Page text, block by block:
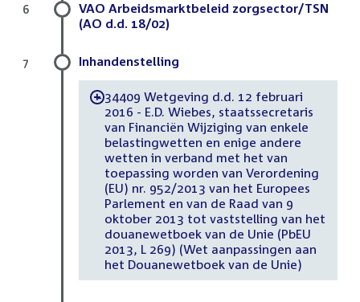
VAO Arbeidsmarktbeleid zorgsector/TSN
(AO d.d. 18/02)
6
Inhandenstelling
-34409 Wetgeving d.d. 12 februari
2016 - E.D. Wiebes, staatssecretaris
van Financiën Wijziging van enkele
belastingwetten en enige andere
wetten in verband met het van
toepassing worden van Verordening
(EU) nr. 952/2013 van het Europees
Parlement en van de Raad van 9
oktober 2013 tot vaststelling van het
douanewetboek van de Unie (PbEU
2013, L 269) (Wet aanpassingen aan
het Douanewetboek van de Unie)
7